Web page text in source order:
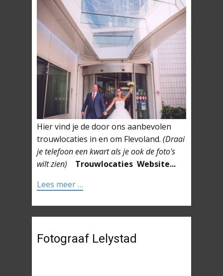
Hier vind je de door ons aanbevolen
trouwlocaties in en om Flevoland. (Draai
je telefoon een kwart als je ook de foto's
wilt zien)
Trouwlocaties Website...
Lees meer …
Fotograaf Lelystad